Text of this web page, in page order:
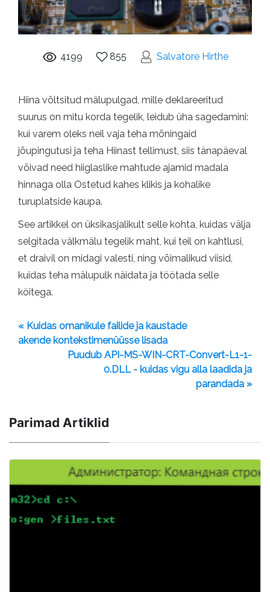
4199 855 Salvatore Hirthe
Hiina võltsitud mälupulgad, mille deklareeritud
suurus on mitu korda tegelik, leidub üha sagedamini:
kui varem oleks neil vaja teha mõningaid
jõupingutusi ja teha Hiinast tellimust, siis tänapäeval
võivad need hiiglaslike mahtude ajamid madala
hinnaga olla Ostetud kahes klikis ja kohalike
turuplatside kaupa.
See artikkel on üksikasjalikult selle kohta, kuidas välja
selgitada välkmälu tegelik maht, kui teil on kahtlusi,
et draivil on midagi valesti, ning võimalikud viisid,
kuidas teha mälupulk näidata ja töötada selle
köitega.
« Kuidas omanikule failide ja kaustade
akende kontekstimenüüsse lisada
Puudub API-MS-WIN-CRT-Convert-L1-1-
0.DLL - kuidas vigu alla laadida ja
parandada »
Parimad Artiklid